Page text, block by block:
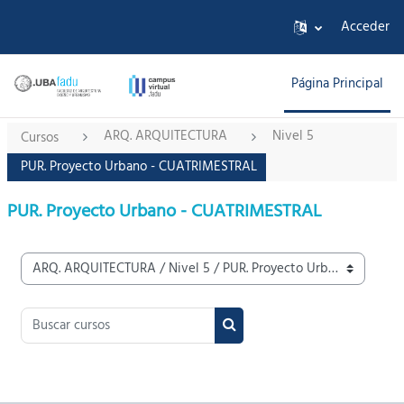
Acceder
Página Principal
Cursos ARQ. ARQUITECTURA
Nivel 5
PUR. Proyecto Urbano - CUATRIMESTRAL
PUR. Proyecto Urbano - CUATRIMESTRAL
Categorías
Buscar cursos
Buscar cursos